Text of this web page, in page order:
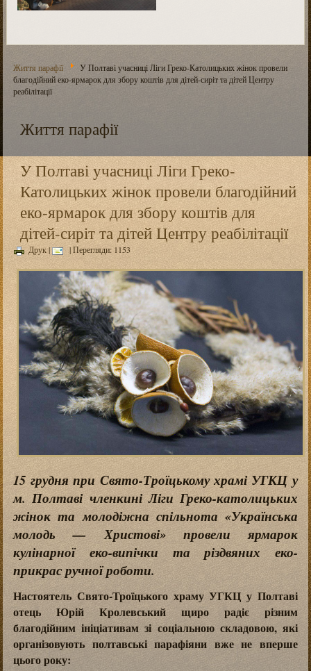
Життя парафії
У Полтаві учасниці Ліги Греко-Католицьких жінок провели
благодійний еко-ярмарок для збору коштів для дітей-сиріт та дітей Центру
реабілітації
Життя парафії
У Полтаві учасниці Ліги Греко-
Католицьких жінок провели благодійний
еко-ярмарок для збору коштів для
дітей-сиріт та дітей Центру реабілітації
Друк| | Перегляди: 1153
15 грудня при Свято-Троїцькому храмі УГКЦ у
м. Полтаві членкині Ліги Греко-католицьких
жінок та молодіжна спільнота «Українська
молодь — Христові» провели ярмарок
кулінарної еко-випічки та різдвяних еко-
прикрас ручної роботи.
Настоятель Свято-Троїцького храму УГКЦ у Полтаві
отець Юрій Кролевський щиро радіє різним
благодійним ініціативам зі соціальною складовою, які
організовують полтавські парафіяни вже не вперше
цього року: